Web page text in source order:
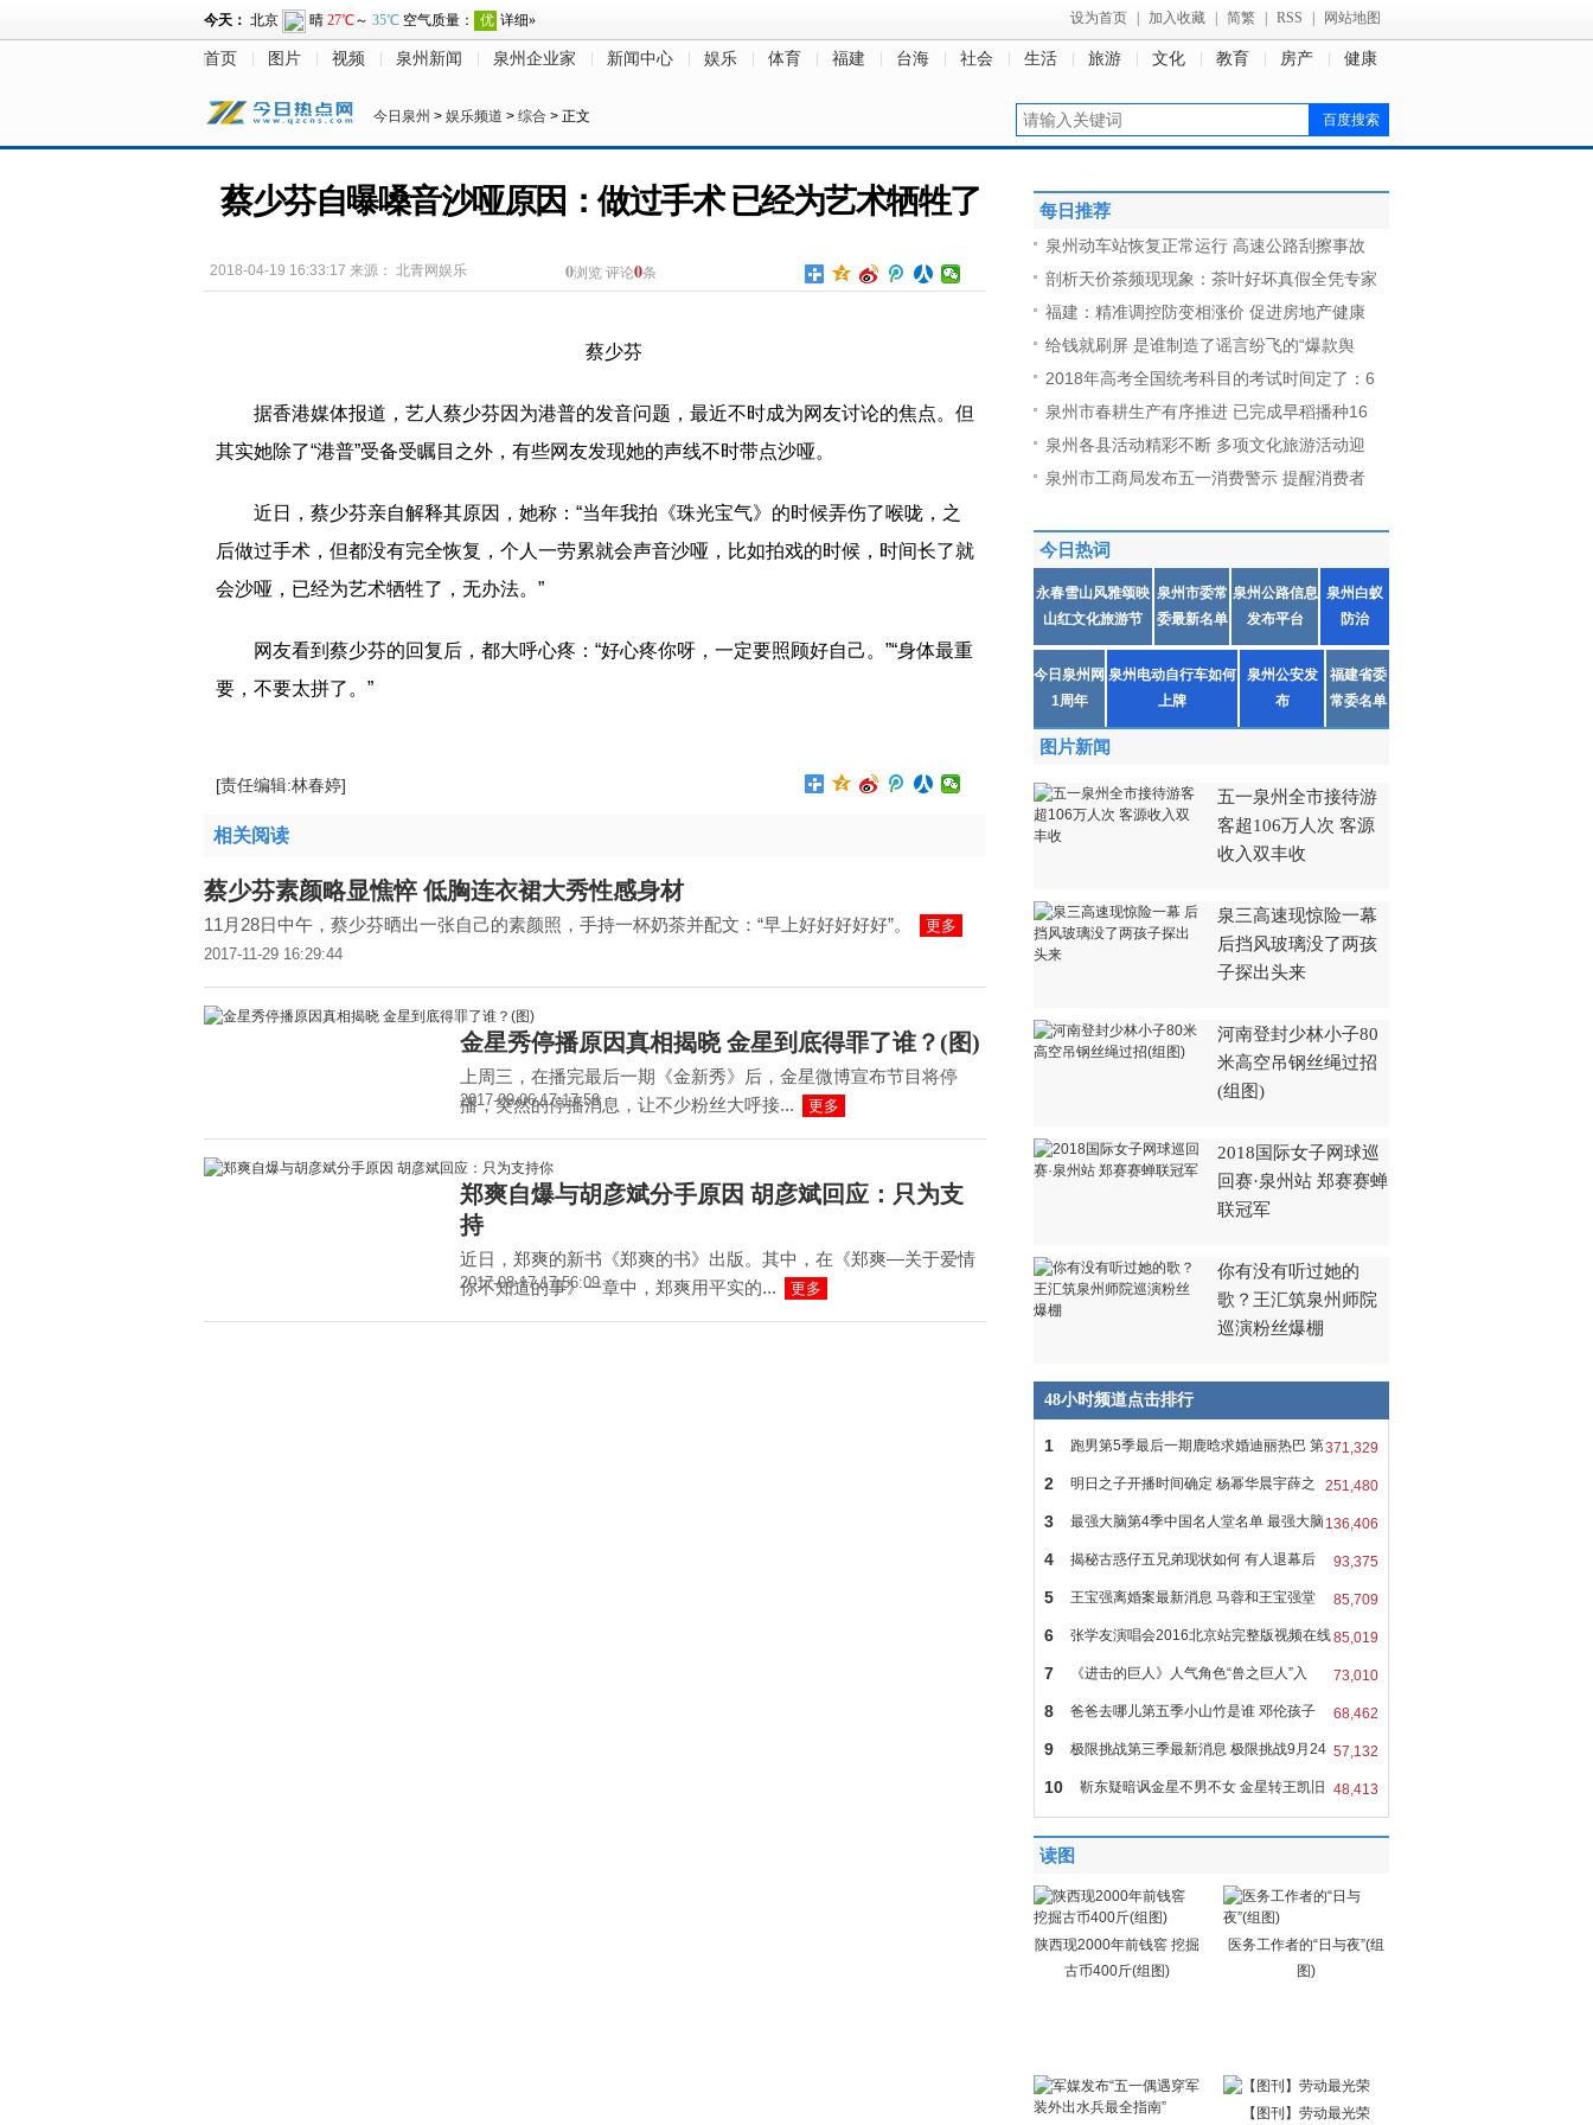
设为首页 加入收藏 简繁 RSS 网站地图
首页 图片 视频 泉州新闻 泉州企业家 新闻中心 娱乐 体育 福建 台海 社会 生活 旅游 文化 教育 房产 健康
今日泉州 > 娱乐频道 > 综合 > 正文
蔡少芬自曝嗓音沙哑原因：做过手术 已经为艺术牺牲了
2018-04-19 16:33:17 来源： 北青网娱乐 0浏览 评论0条
蔡少芬
据香港媒体报道，艺人蔡少芬因为港普的发音问题，最近不时成为网友讨论的焦点。但
其实她除了“港普”受备受瞩目之外，有些网友发现她的声线不时带点沙哑。
近日，蔡少芬亲自解释其原因，她称：“当年我拍《珠光宝气》的时候弄伤了喉咙，之
后做过手术，但都没有完全恢复，个人一劳累就会声音沙哑，比如拍戏的时候，时间长了就
会沙哑，已经为艺术牺牲了，无办法。”
网友看到蔡少芬的回复后，都大呼心疼：“好心疼你呀，一定要照顾好自己。”“身体最重
要，不要太拼了。”
[责任编辑:林春婷]
相关阅读
蔡少芬素颜略显憔悴 低胸连衣裙大秀性感身材
11月28日中午，蔡少芬晒出一张自己的素颜照，手持一杯奶茶并配文：“早上好好好好好”。
更多
2017-11-29 16:29:44
金星秀停播原因真相揭晓 金星到底得罪了谁？(图)
上周三，在播完最后一期《金新秀》后，金星微博宣布节目将停
播，突然的停播消息，让不少粉丝大呼接...
更多
2017-09-06 17:17:58
郑爽自爆与胡彦斌分手原因 胡彦斌回应：只为支
持
近日，郑爽的新书《郑爽的书》出版。其中，在《郑爽—关于爱情
你不知道的事》一章中，郑爽用平实的...
更多
2017-08-17 17:56:09
每日推荐
泉州动车站恢复正常运行 高速公路刮擦事故
剖析天价茶频现现象：茶叶好坏真假全凭专家
福建：精准调控防变相涨价 促进房地产健康
给钱就刷屏 是谁制造了谣言纷飞的“爆款舆
2018年高考全国统考科目的考试时间定了：6
泉州市春耕生产有序推进 已完成早稻播种16
泉州各县活动精彩不断 多项文化旅游活动迎
泉州市工商局发布五一消费警示 提醒消费者
今日热词
永春雪山风雅颂映
山红文化旅游节
泉州市委常
委最新名单
泉州公路信息
发布平台
泉州白蚁
防治
今日泉州网
1周年
泉州电动自行车如何
上牌
泉州公安发
布
福建省委
常委名单
图片新闻
五一泉州全市接待游
客超106万人次 客源
收入双丰收
泉三高速现惊险一幕
后挡风玻璃没了两孩
子探出头来
河南登封少林小子80
米高空吊钢丝绳过招
(组图)
2018国际女子网球巡
回赛·泉州站 郑赛赛蝉
联冠军
你有没有听过她的
歌？王汇筑泉州师院
巡演粉丝爆棚
48小时频道点击排行
371,329
1 跑男第5季最后一期鹿晗求婚迪丽热巴 第
251,480
2 明日之子开播时间确定 杨幂华晨宇薛之
136,406
3 最强大脑第4季中国名人堂名单 最强大脑
93,375
4 揭秘古惑仔五兄弟现状如何 有人退幕后
85,709
5 王宝强离婚案最新消息 马蓉和王宝强堂
85,019
6 张学友演唱会2016北京站完整版视频在线
73,010
7 《进击的巨人》人气角色“兽之巨人”入
68,462
8 爸爸去哪儿第五季小山竹是谁 邓伦孩子
57,132
9 极限挑战第三季最新消息 极限挑战9月24
48,413
10 靳东疑暗讽金星不男不女 金星转王凯旧
读图
陕西现2000年前钱窖 挖掘
古币400斤(组图)
医务工作者的“日与夜”(组
图)
【图刊】劳动最光荣